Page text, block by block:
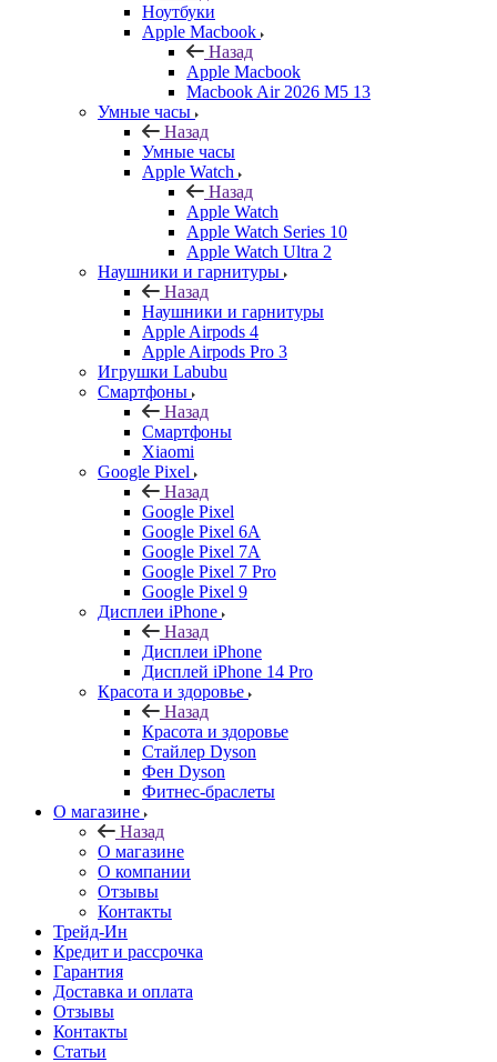
Ноутбуки
Apple Macbook
Назад
Apple Macbook
Macbook Air 2026 M5 13
Умные часы
Назад
Умные часы
Apple Watch
Назад
Apple Watch
Apple Watch Series 10
Apple Watch Ultra 2
Наушники и гарнитуры
Назад
Наушники и гарнитуры
Apple Airpods 4
Apple Airpods Pro 3
Игрушки Labubu
Смартфоны
Назад
Смартфоны
Xiaomi
Google Pixel
Назад
Google Pixel
Google Pixel 6A
Google Pixel 7А
Google Pixel 7 Pro
Google Pixel 9
Дисплеи iPhone
Назад
Дисплеи iPhone
Дисплей iPhone 14 Pro
Красота и здоровье
Назад
Красота и здоровье
Стайлер Dyson
Фен Dyson
Фитнес-браслеты
О магазине
Назад
О магазине
О компании
Отзывы
Контакты
Трейд-Ин
Кредит и рассрочка
Гарантия
Доставка и оплата
Отзывы
Контакты
Статьи